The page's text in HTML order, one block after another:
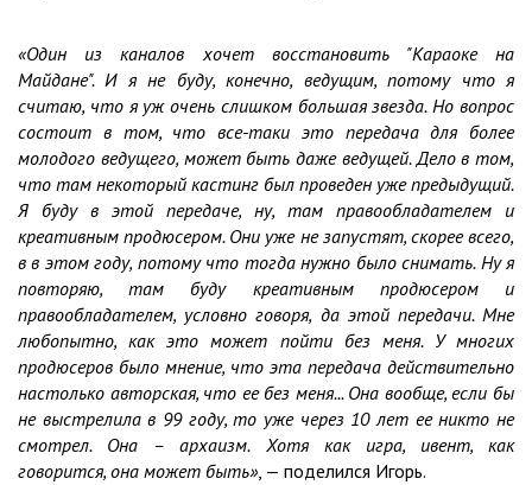
«Один из каналов хочет восстановить "Караоке на
Майдане". И я не буду, конечно, ведущим, потому что я
считаю, что я уж очень слишком большая звезда. Но вопрос
состоит в том, что все-таки это передача для более
молодого ведущего, может быть даже ведущей. Дело в том,
что там некоторый кастинг был проведен уже предыдущий.
Я буду в этой передаче, ну, там правообладателем и
креативным продюсером. Они уже не запустят, скорее всего,
в в этом году, потому что тогда нужно было снимать. Ну я
повторяю, там буду креативным продюсером и
правообладателем, условно говоря, да этой передачи. Мне
любопытно, как это может пойти без меня. У многих
продюсеров было мнение, что эта передача действительно
настолько авторская, что ее без меня... Она вообще, если бы
не выстрелила в 99 году, то уже через 10 лет ее никто не
смотрел. Она – архаизм. Хотя как игра, ивент, как
говорится, она может быть», — поделился Игорь.